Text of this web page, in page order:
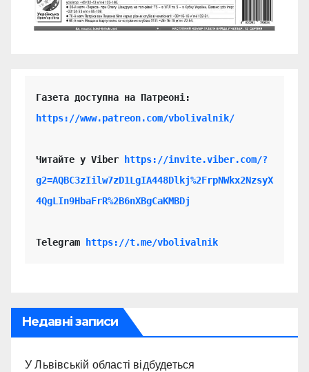
https://www.patreon.com/vbolivalnik/
Читайте у Viber
https://invite.viber.com/?
g2=AQBC3zIilw7zD1LgIA448Dlkj%2FrpNWkx2NzsyX
4QgLIn9HbaFrR%2B6nXBgCaKMBDj
Telegram https://t.me/vbolivalnik
Недавні записи
У Львівській області відбудеться